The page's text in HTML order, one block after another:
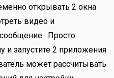
открывать 2 окна
видео и
Просто
запустите 2 приложения
может рассчитывать